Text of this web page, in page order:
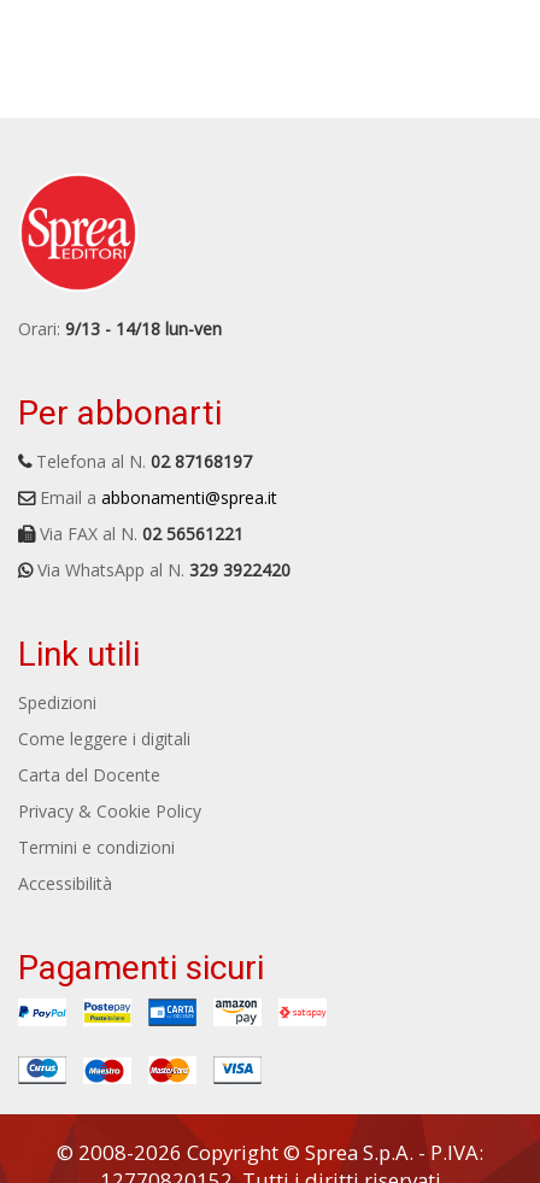
Orari: 9/13 - 14/18 lun-ven
Per abbonarti
Telefona al N. 02 87168197
Email a abbonamenti@sprea.it
Via FAX al N. 02 56561221
Via WhatsApp al N. 329 3922420
Link utili
Spedizioni
Come leggere i digitali
Carta del Docente
Privacy & Cookie Policy
Termini e condizioni
Accessibilità
Pagamenti sicuri
© 2008-2026 Copyright © Sprea S.p.A. - P.IVA: